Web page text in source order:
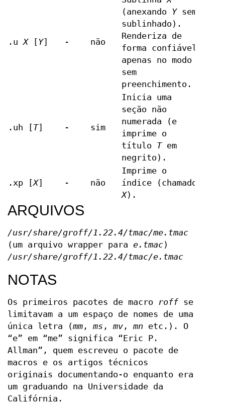
.u X[Y] - não
(anexando Ysem
sublinhado).
Renderiza de
forma confiável
apenas no modo
sem
preenchimento.
.uh [T] - sim
Inicia uma
seção não
numerada (e
imprime o
título Tem
negrito).
.xp [X] - não
Imprime o
índice (chamado
X).
ARQUIVOS
/usr/share/groff/1.22.4/tmac/me.tmac
(um arquivo wrapper para e.tmac)
/usr/share/groff/1.22.4/tmac/e.tmac
NOTAS
Os primeiros pacotes de macro roffse
limitavam a um espaço de nomes de uma
única letra (mm , ms , mv , mn etc.). O
“e” em “me” significa “Eric P.
Allman”, quem escreveu o pacote de
macros e os artigos técnicos
originais documentando-o enquanto era
um graduando na Universidade da
Califórnia.